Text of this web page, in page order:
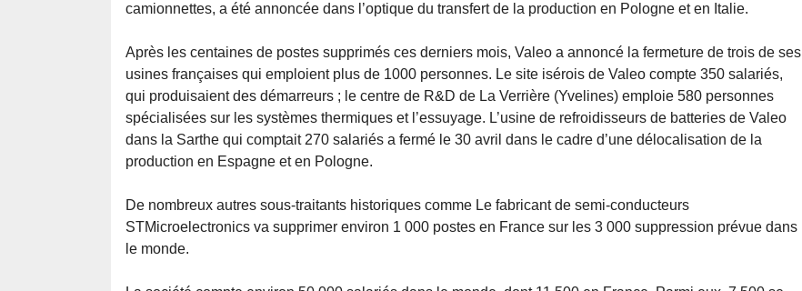
camionnettes, a été annoncée dans l’optique du transfert de la production en Pologne et en Italie.
Après les centaines de postes supprimés ces derniers mois, Valeo a annoncé la fermeture de trois de ses
usines françaises qui emploient plus de 1000 personnes. Le site isérois de Valeo compte 350 salariés,
qui produisaient des démarreurs ; le centre de R&D de La Verrière (Yvelines) emploie 580 personnes
spécialisées sur les systèmes thermiques et l’essuyage. L’usine de refroidisseurs de batteries de Valeo
dans la Sarthe qui comptait 270 salariés a fermé le 30 avril dans le cadre d’une délocalisation de la
production en Espagne et en Pologne.
De nombreux autres sous-traitants historiques comme Le fabricant de semi-conducteurs
STMicroelectronics va supprimer environ 1 000 postes en France sur les 3 000 suppression prévue dans
le monde.